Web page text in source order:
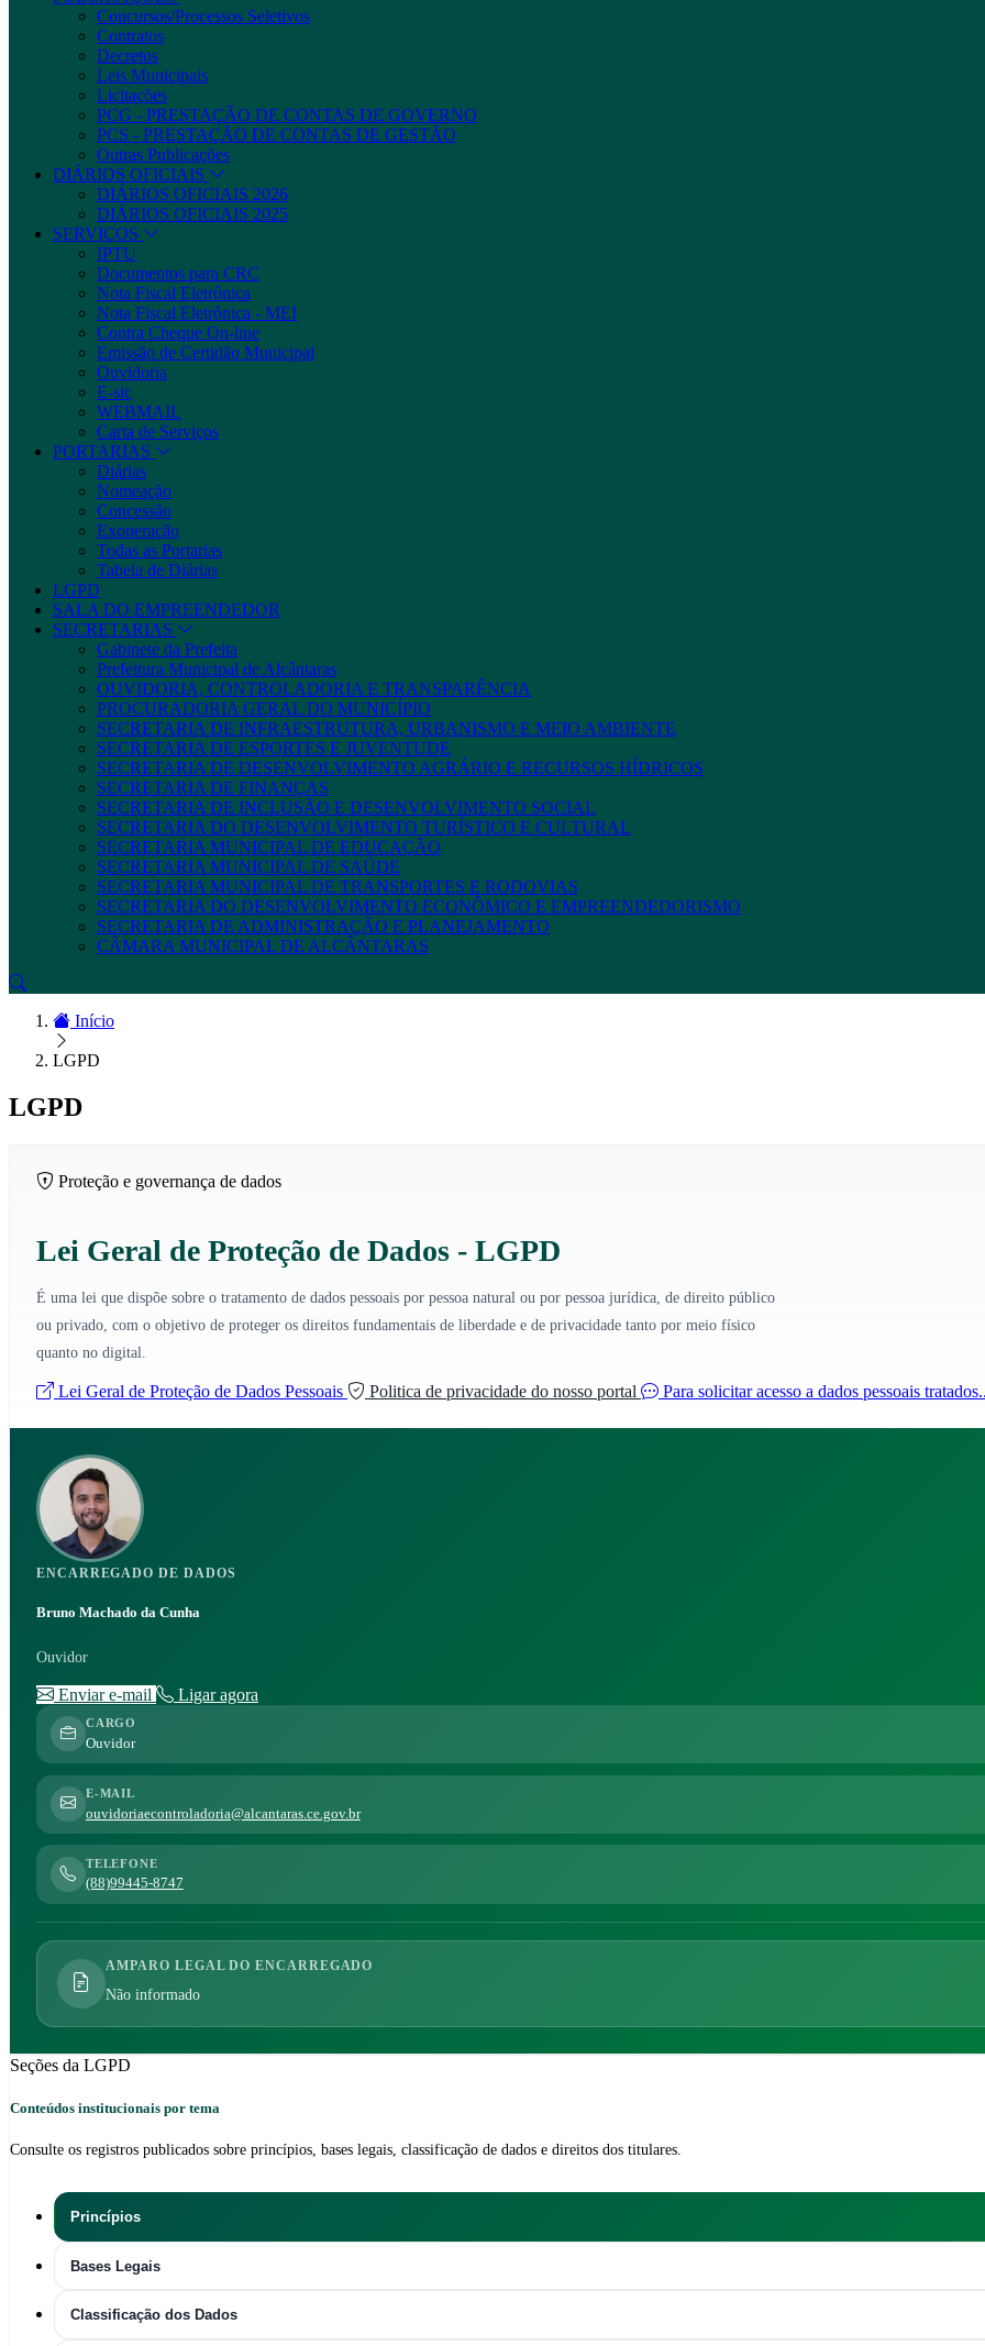
Concursos/Processos Seletivos
Contratos
Decretos
Leis Municipais
Licitações
PCG - PRESTAÇÃO DE CONTAS DE GOVERNO
PCS - PRESTAÇÃO DE CONTAS DE GESTÃO
Outras Publicações
DIÁRIOS OFICIAIS
DIÁRIOS OFICIAIS 2026
DIÁRIOS OFICIAIS 2025
SERVIÇOS
IPTU
Documentos para CRC
Nota Fiscal Eletrônica
Nota Fiscal Eletrônica - MEI
Contra Cheque On-line
Emissão de Certidão Municipal
Ouvidoria
E-sic
WEBMAIL
Carta de Serviços
PORTARIAS
Diárias
Nomeação
Concessão
Exoneração
Todas as Portarias
Tabela de Diárias
LGPD
SALA DO EMPREENDEDOR
SECRETARIAS
Gabinete da Prefeita
Prefeitura Municipal de Alcântaras
OUVIDORIA, CONTROLADORIA E TRANSPARÊNCIA
PROCURADORIA GERAL DO MUNICÍPIO
SECRETARIA DE INFRAESTRUTURA, URBANISMO E MEIO AMBIENTE
SECRETARIA DE ESPORTES E JUVENTUDE
SECRETARIA DE DESENVOLVIMENTO AGRÁRIO E RECURSOS HÍDRICOS
SECRETARIA DE FINANÇAS
SECRETARIA DE INCLUSÃO E DESENVOLVIMENTO SOCIAL
SECRETARIA DO DESENVOLVIMENTO TURÍSTICO E CULTURAL
SECRETARIA MUNICIPAL DE EDUCAÇÃO
SECRETARIA MUNICIPAL DE SAÚDE
SECRETARIA MUNICIPAL DE TRANSPORTES E RODOVIAS
SECRETARIA DO DESENVOLVIMENTO ECONÔMICO E EMPREENDEDORISMO
SECRETARIA DE ADMINISTRAÇÃO E PLANEJAMENTO
CÂMARA MUNICIPAL DE ALCÂNTARAS
Início
LGPD
LGPD
Proteção e governança de dados
Lei Geral de Proteção de Dados - LGPD
É uma lei que dispõe sobre o tratamento de dados pessoais por pessoa natural ou por pessoa jurídica, de direito público
ou privado, com o objetivo de proteger os direitos fundamentais de liberdade e de privacidade tanto por meio físico
quanto no digital.
Lei Geral de Proteção de Dados Pessoais Politica de privacidade do nosso portal Para solicitar acesso a dados pessoais
ENCARREGADO DE DADOS
Bruno Machado da Cunha
Ouvidor
Enviar e-mail Ligar agora
CARGO
Ouvidor
E-MAIL
ouvidoriaecontroladoria@alcantaras.ce.gov.br
TELEFONE
(88)99445-8747
AMPARO LEGAL DO ENCARREGADO
Não informado
Seções da LGPD
Conteúdos institucionais por tema
Consulte os registros publicados sobre princípios, bases legais, classificação de dados e direitos dos titulares.
Princípios
Bases Legais
Classificação dos Dados